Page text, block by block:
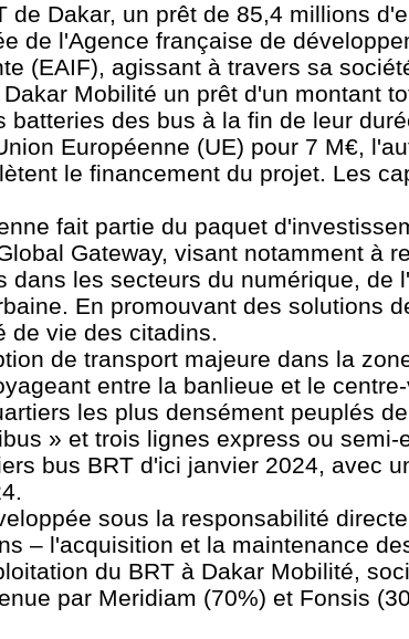
de Dakar, un prêt de 85,4 millions
de l'Agence française de
(EAIF), agissant à travers sa
Mobilité un prêt d'un montant
batteries des bus à la fin de leur
Européenne (UE) pour 7 M€,
le financement du projet. Les
fait partie du paquet
Gateway, visant notamment à
dans les secteurs du numérique, de
En promouvant des solutions
de vie des citadins.
de transport majeure dans la
entre la banlieue et le
les plus densément peuplés
» et trois lignes express ou semi-
bus BRT d'ici janvier 2024, avec
sous la responsabilité
– l'acquisition et la maintenance
du BRT à Dakar Mobilité,
par Meridiam (70%) et Fonsis